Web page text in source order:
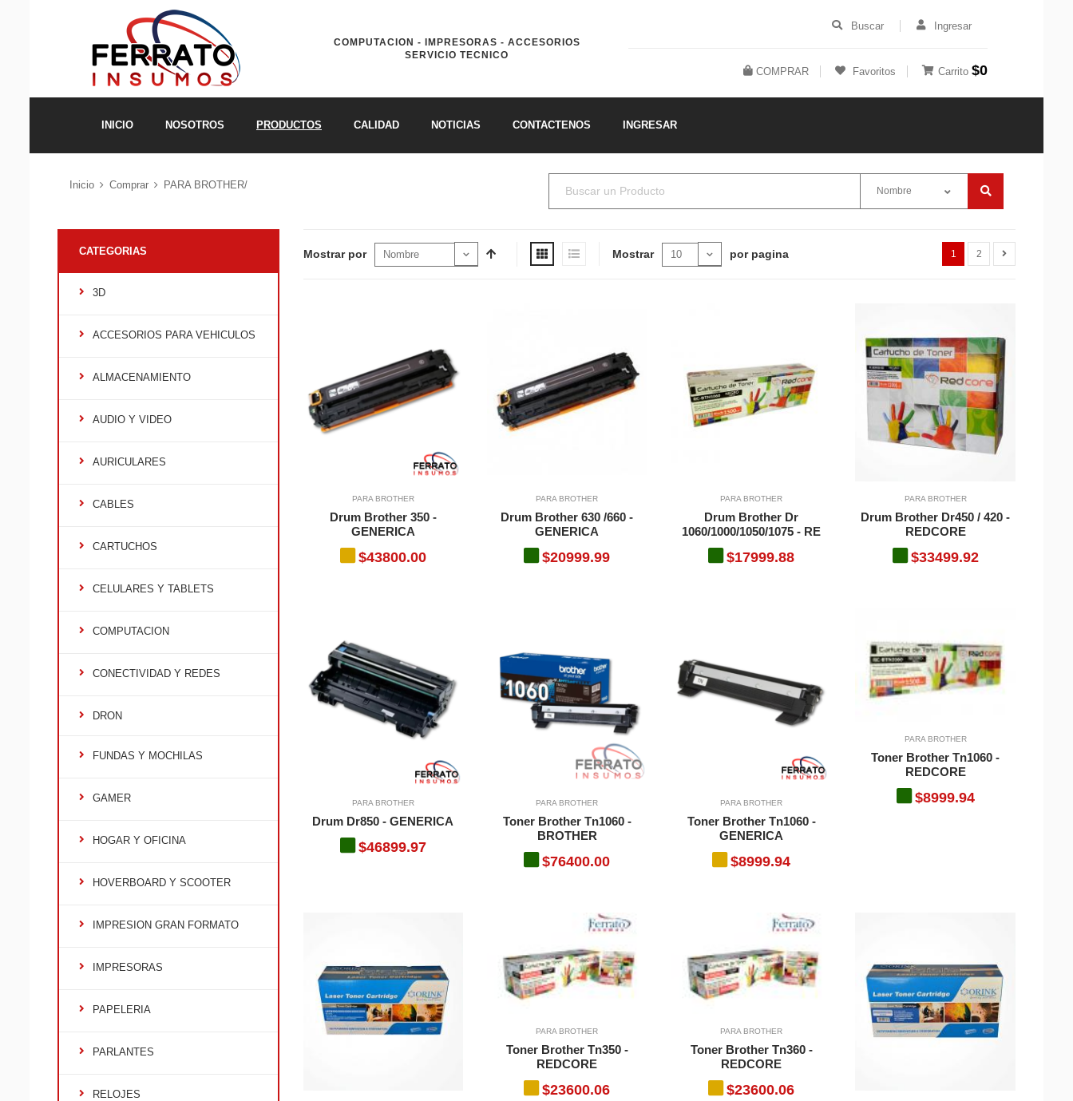
COMPUTACION - IMPRESORAS - ACCESORIOS
SERVICIO TECNICO
Buscar Ingresar
COMPRAR Favoritos Carrito $0
INICIO NOSOTROS PRODUCTOS CALIDAD NOTICIAS CONTACTENOS INGRESAR
Inicio Comprar PARA BROTHER/ Nombre
1 2
Mostrar por Mostrar por pagina
PARA BROTHER
Drum Brother 350 -
GENERICA
$43800.00
PARA BROTHER
Drum Brother 630 /660 -
GENERICA
$20999.99
PARA BROTHER
Drum Brother Dr
1060/1000/1050/1075 - RE
$17999.88
PARA BROTHER
Drum Brother Dr450 / 420 -
REDCORE
$33499.92
PARA BROTHER
Drum Dr850 - GENERICA
$46899.97
PARA BROTHER
Toner Brother Tn1060 -
BROTHER
$76400.00
PARA BROTHER
Toner Brother Tn1060 -
GENERICA
$8999.94
PARA BROTHER
Toner Brother Tn1060 -
REDCORE
$8999.94
PARA BROTHER
Toner Brother Tn350 -
REDCORE
$23600.06
PARA BROTHER
Toner Brother Tn360 -
REDCORE
$23600.06
CATEGORIAS
3D
ACCESORIOS PARA VEHICULOS
ALMACENAMIENTO
AUDIO Y VIDEO
AURICULARES
CABLES
CARTUCHOS
CELULARES Y TABLETS
COMPUTACION
CONECTIVIDAD Y REDES
DRON
FUNDAS Y MOCHILAS
GAMER
HOGAR Y OFICINA
HOVERBOARD Y SCOOTER
IMPRESION GRAN FORMATO
IMPRESORAS
PAPELERIA
PARLANTES
RELOJES